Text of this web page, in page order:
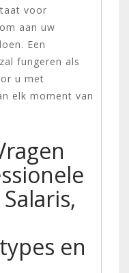
voor
aan uw
Een
fungeren als
u met
elk moment van
en